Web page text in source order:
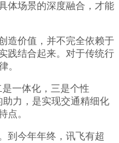
体场景的深度融合，才能
价值，并不完全依赖于
践结合起来。对于传统行
。
一体化，三是个性
力，是实现交通精细化
点。
今年年终，讯飞有超